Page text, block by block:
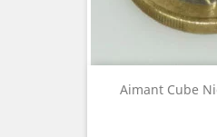
Aimant Cube